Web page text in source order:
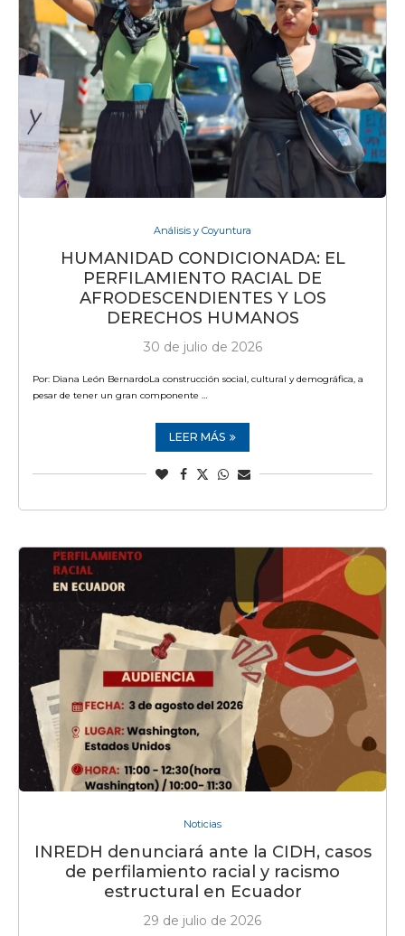
Análisis y Coyuntura
HUMANIDAD CONDICIONADA: EL
PERFILAMIENTO RACIAL DE
AFRODESCENDIENTES Y LOS
DERECHOS HUMANOS
30 de julio de 2026
Por: Diana León BernardoLa construcción social, cultural y demográfica, a
pesar de tener un gran componente …
LEER MÁS
Noticias
INREDH denunciará ante la CIDH, casos
de perfilamiento racial y racismo
estructural en Ecuador
29 de julio de 2026